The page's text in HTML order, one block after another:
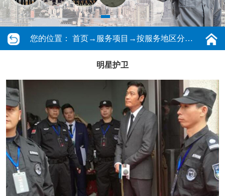
您的位置： 首页→ 服务项目 →按服务地区分类 中山
明星护卫